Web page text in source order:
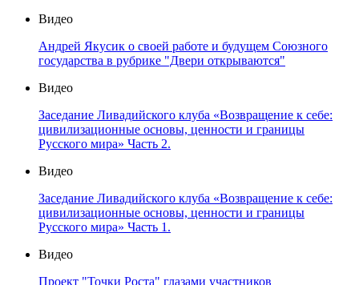
Видео
Андрей Якусик о своей работе и будущем Союзного
государства в рубрике "Двери открываются"
Видео
Заседание Ливадийского клуба «Возвращение к себе:
цивилизационные основы, ценности и границы
Русского мира» Часть 2.
Видео
Заседание Ливадийского клуба «Возвращение к себе:
цивилизационные основы, ценности и границы
Русского мира» Часть 1.
Видео
Проект "Точки Роста" глазами участников